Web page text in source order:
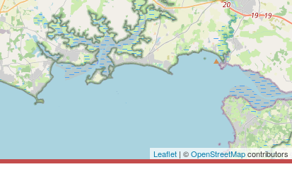
Leaflet | ©OpenStreetMapcontributors